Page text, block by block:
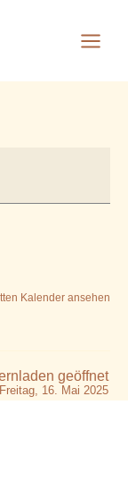
Kalender ansehen
geöffnet
Freitag, 16. Mai 2025